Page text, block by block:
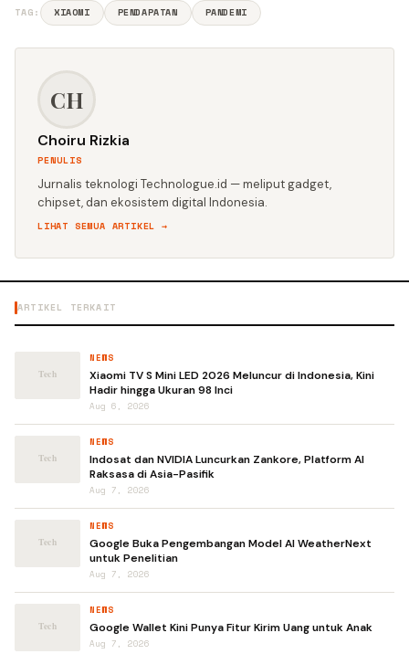
TAG: XIAOMI PENDAPATAN PANDEMI
CH
Choiru Rizkia
PENULIS
Jurnalis teknologi Technologue.id — meliput gadget,
chipset, dan ekosistem digital Indonesia.
LIHAT SEMUA ARTIKEL →
ARTIKEL TERKAIT
NEWS
Xiaomi TV S Mini LED 2026 Meluncur di Indonesia, Kini
Hadir hingga Ukuran 98 Inci
Aug 6, 2026
NEWS
Indosat dan NVIDIA Luncurkan Zankore, Platform AI
Raksasa di Asia-Pasifik
Aug 7, 2026
NEWS
Google Buka Pengembangan Model AI WeatherNext
untuk Penelitian
Aug 7, 2026
NEWS
Google Wallet Kini Punya Fitur Kirim Uang untuk Anak
Aug 7, 2026